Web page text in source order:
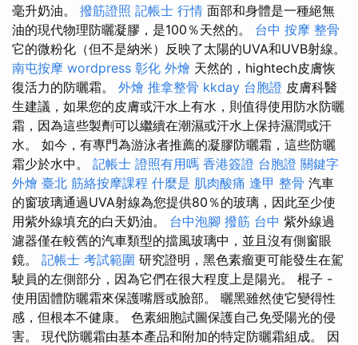
毫升奶油。 撥筋證照 記帳士 行情 面部和身體是一種絕無
油的現代物理防曬凝膠，是100％天然的。 台中 按摩 整骨
它的微粉化（但不是納米）反映了太陽的UVA和UVB射線。
南屯按摩 wordpress 彰化 外燴 天然的，hightech皮膚恢
復活力的防曬霜。 外燴 推拿整骨 kkday 台胞證 皮膚科醫
生建議，如果您的皮膚或汗水上有水，則值得使用防水防曬
霜，因為這些製劑可以繼續在潮濕或汗水上保持濕潤或汗
水。 如今，有專門為游泳者推薦的凝膠防曬霜，這些防曬
霜少於水中。 記帳士 證照有用嗎 香港簽證 台胞證 關鍵字
外燴 臺北 筋絡按摩課程 什麼是 肌肉酸痛 逢甲 整骨 汽車
的窗玻璃通過UVA射線為您提供80％的玻璃，因此至少使
用紫外線填充的白天奶油。 台中泡腳 撥筋 台中 紫外線過
濾器僅在較舊的汽車類型的擋風玻璃中，並且沒有側窗眼
鏡。 記帳士 考試範圍 研究證明，黑色素瘤更可能發生在駕
駛員的左側部分，因為它們在很大程度上是陽光。 棍子 -
使用固體防曬霜來保護嘴唇或臉部。 曬黑雖然使它變得性
感，但根本不健康。 色素細胞試圖保護自己免受陽光的侵
害。 現代防曬霜由基本產品和附加的特定防曬霜組成。 因